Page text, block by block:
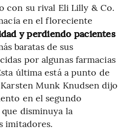
con su rival Eli Lilly & Co.
en el floreciente
y perdiendo pacientes
baratas de sus
por algunas farmacias
última está a punto de
Munk Knudsen dijo
en el segundo
disminuya la
imitadores.